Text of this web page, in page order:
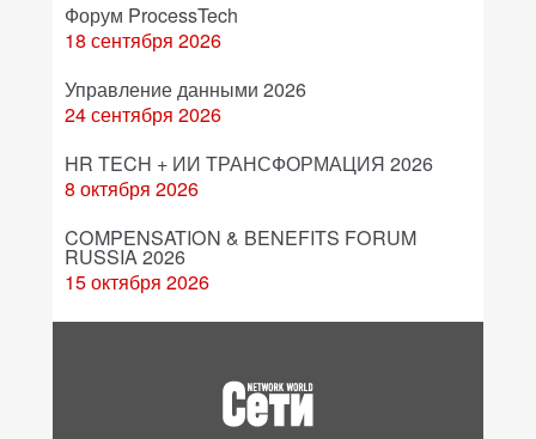
Форум ProcessTech
18 сентября 2026
Управление данными 2026
24 сентября 2026
HR TECH + ИИ ТРАНСФОРМАЦИЯ 2026
8 октября 2026
COMPENSATION & BENEFITS FORUM
RUSSIA 2026
15 октября 2026